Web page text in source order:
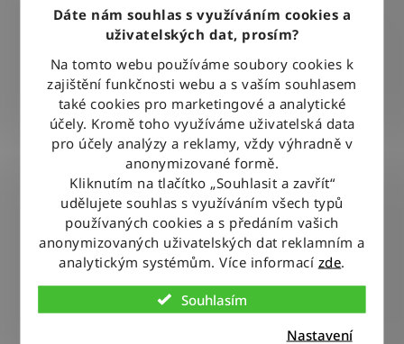
Dáte nám souhlas s využíváním cookies a
uživatelských dat, prosím?
Na tomto webu používáme soubory cookies k
zajištění funkčnosti webu a s vaším souhlasem
také cookies pro marketingové a analytické
účely. Kromě toho využíváme uživatelská data
pro účely analýzy a reklamy, vždy výhradně v
anonymizované formě.
Kliknutím na tlačítko „Souhlasit a zavřít“
udělujete souhlas s využíváním všech typů
používaných cookies a s předáním vašich
anonymizovaných uživatelských dat reklamním a
analytickým systémům. Více informací zde.
Souhlasím
Nastavení
Tričko Wrangler 2 PACK TEE BLACK / WHITE
800 Kč